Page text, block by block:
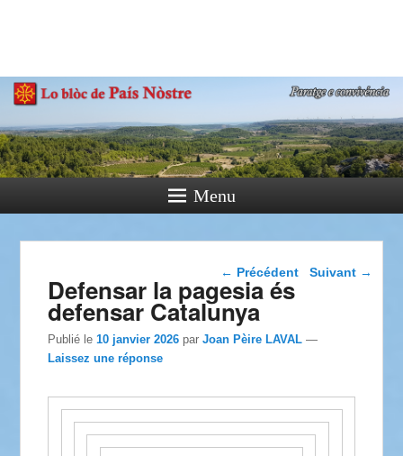
Paratge e Convivència
Menu
Navigation dans les
← Précédent Suivant →
Defensar la pagesia és
defensar Catalunya
Publié le10 janvier 2026 parJoan Pèire LAVAL —
Laissez une réponse